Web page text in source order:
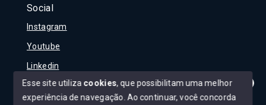
Olá! Tudo bem?
Social
Instagram
Youtube
Linkedin
Esse site utiliza cookies, que possibilitam uma melhor
experiência de navegação. Ao continuar, você concorda